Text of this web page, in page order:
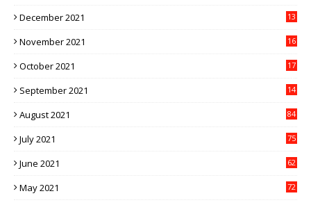
December 2021
13
November 2021
16
October 2021
17
September 2021
14
August 2021 84
July 2021 75
June 2021 62
May 2021 72